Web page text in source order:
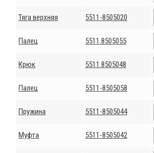
Тяга верхняя 5511-8505020
Палец 5511.8505055
Крюк 5511.8505048
Палец 5511-8505058
Пружина 5511-8505044
Муфта 5511-8505042